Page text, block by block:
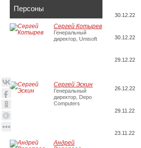
30.12.22
30.12.22
29.12.22
26.12.22
29.11.22
23.11.22
Персоны
Сергей Котырев
Генеральный
директор, Umisoft
Сергей Эскин
Генеральный
директор, Depo
Computers
Андрей